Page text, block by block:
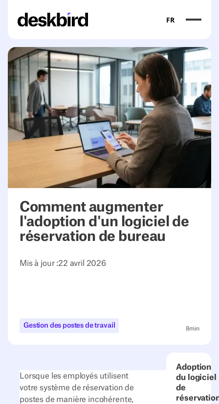
FR
Comment augmenter
l'adoption d'un logiciel de
réservation de bureau
Mis à jour :22 avril 2026
Gestion des postes de travail 8min
Adoption
du logiciel
de
Lorsque les employés utilisent
votre système de réservation de
postes de manière incohérente,
<table><colgroup><col/><col/><col/></